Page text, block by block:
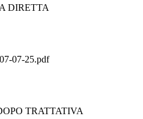
DIRETTA
07-25.pdf
TRATTATIVA